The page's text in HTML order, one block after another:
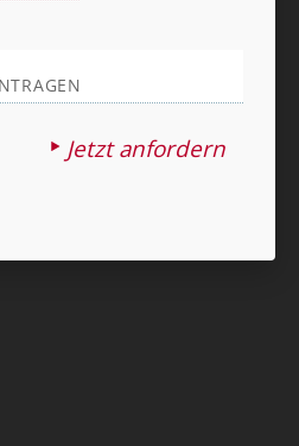
Nach oben
Jetzt anfordern